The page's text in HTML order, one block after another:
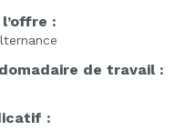
:
de travail :
: